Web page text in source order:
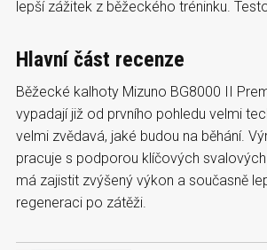
lepší zážitek z běžeckého tréninku.
Hlavní část recenze
Běžecké kalhoty Mizuno BG8000 II
vypadají již od prvního pohledu velmi
velmi zvědavá, jaké budou na běhání.
pracuje s podporou klíčových
má zajistit zvýšený výkon a současně
regeneraci po zátěži.